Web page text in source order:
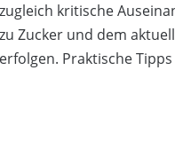
zugleich kritische
zu Zucker und dem
erfolgen. Praktische